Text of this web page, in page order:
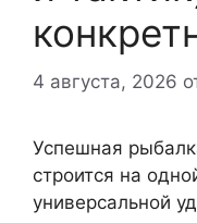
4 августа, 2026
Успешная
строится на
универсальной